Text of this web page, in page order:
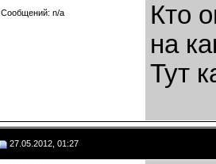
Сообщений: n/a
Кто
на
Тут
27.05.2012, 01:27